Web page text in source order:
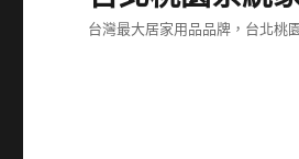
台灣最大居家用品品牌，台北桃